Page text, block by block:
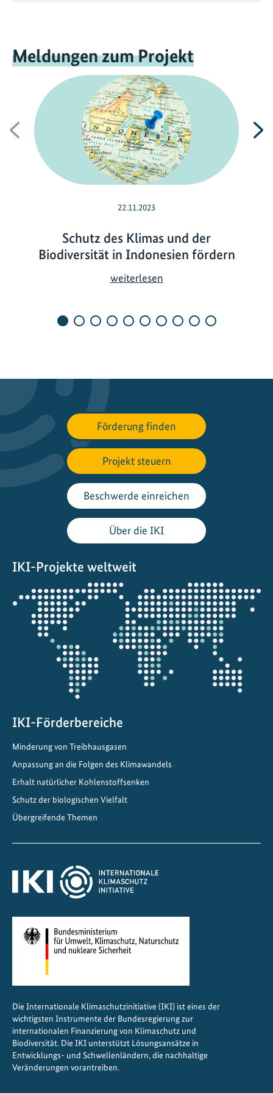
Meldungen zum Projekt
Vorherige
22.11.2023
Schutz des Klimas und der
Biodiversität in Indonesien fördern
weiterlesenS
u
K
l
m
a
s
u
n
d
B
i
o
d
i
v
ä
n
s
e
r
d
e
r
Förderung finden
Projekt steuern
Beschwerde einreichen
Über die IKI
IKI-Projekte weltweit
Öffnet
die
Projektkarte
IKI-Förderbereiche
Minderung von Treibhausgasen
Anpassung an die Folgen des Klimawandels
Erhalt natürlicher Kohlenstoffsenken
Schutz der biologischen Vielfalt
Übergreifende Themen
Die Internationale Klimaschutzinitiative (IKI) ist eines der
wichtigsten Instrumente der Bundesregierung zur
internationalen Finanzierung von Klimaschutz und
Biodiversität. Die IKI unterstützt Lösungsansätze in
Entwicklungs- und Schwellenländern, die nachhaltige
Veränderungen vorantreiben.